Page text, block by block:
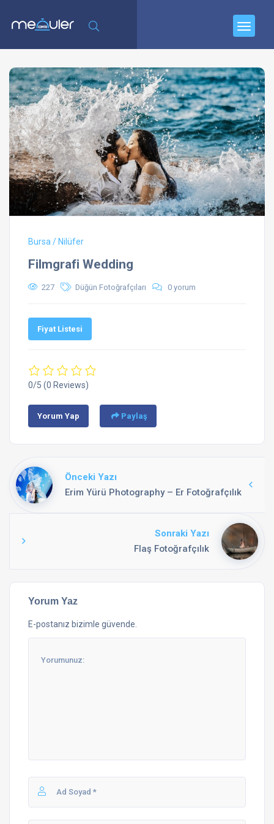
Bursa / Nilüfer
Filmgrafi Wedding
227 Düğün Fotoğrafçıları 0 yorum
Fiyat Listesi
0/5 (0 Reviews)
Yorum Yap Paylaş
Önceki Yazı
Erim Yürü Photography – Er Fotoğrafçılık
Sonraki Yazı
Flaş Fotoğrafçılık
Yorum Yaz
E-postanız bizimle güvende.